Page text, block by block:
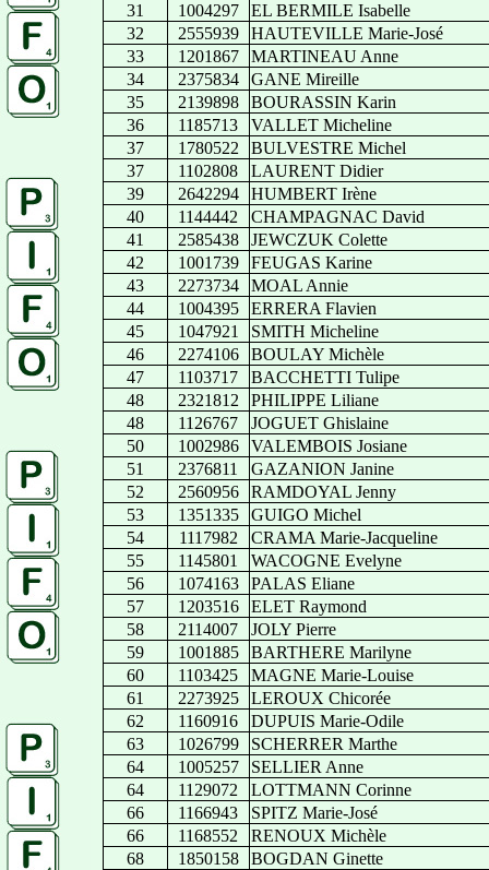
31
1004297
EL BERMILE Isabelle
32
2555939
HAUTEVILLE Marie-José
33
1201867
MARTINEAU Anne
34
2375834
GANE Mireille
35
2139898
BOURASSIN Karin
36
1185713
VALLET Micheline
37
1780522
BULVESTRE Michel
37
1102808
LAURENT Didier
39
2642294
HUMBERT Irène
40
1144442
CHAMPAGNAC David
41
2585438
JEWCZUK Colette
42
1001739
FEUGAS Karine
43
2273734
MOAL Annie
44
1004395
ERRERA Flavien
45
1047921
SMITH Micheline
46
2274106
BOULAY Michèle
47
1103717
BACCHETTI Tulipe
48
2321812
PHILIPPE Liliane
48
1126767
JOGUET Ghislaine
50
1002986
VALEMBOIS Josiane
51
2376811
GAZANION Janine
52
2560956
RAMDOYAL Jenny
53
1351335
GUIGO Michel
54
1117982
CRAMA Marie-Jacqueline
55
1145801
WACOGNE Evelyne
56
1074163
PALAS Eliane
57
1203516
ELET Raymond
58
2114007
JOLY Pierre
59
1001885
BARTHERE Marilyne
60
1103425
MAGNE Marie-Louise
61
2273925
LEROUX Chicorée
62
1160916
DUPUIS Marie-Odile
63
1026799
SCHERRER Marthe
64
1005257
SELLIER Anne
64
1129072
LOTTMANN Corinne
66
1166943
SPITZ Marie-José
66
1168552
RENOUX Michèle
68
1850158 BOGDAN Ginette